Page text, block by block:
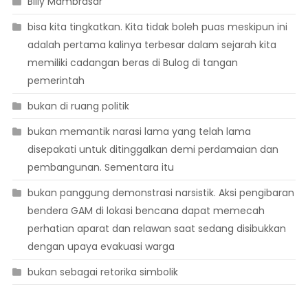
bisa kita tingkatkan. Kita tidak boleh puas meskipun ini
adalah pertama kalinya terbesar dalam sejarah kita
memiliki cadangan beras di Bulog di tangan
pemerintah
bukan di ruang politik
bukan memantik narasi lama yang telah lama
disepakati untuk ditinggalkan demi perdamaian dan
pembangunan. Sementara itu
bukan panggung demonstrasi narsistik. Aksi pengibaran
bendera GAM di lokasi bencana dapat memecah
perhatian aparat dan relawan saat sedang disibukkan
dengan upaya evakuasi warga
bukan sebagai retorika simbolik